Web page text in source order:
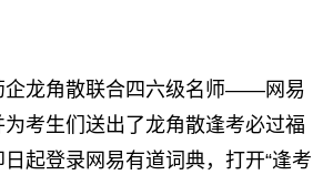
企龙角散联合四六级名师——网易
考生们送出了龙角散逢考必过福
起登录网易有道词典，打开“逢考